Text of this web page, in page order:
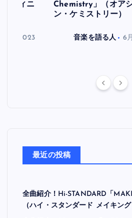
フィニ
30, 2023
Chemistry」（オア
ン・ケミストリー）
音楽を語る人 6
最近の投稿
全曲紹介！Hi-STANDARD「
（ハイ・スタンダード メイキング